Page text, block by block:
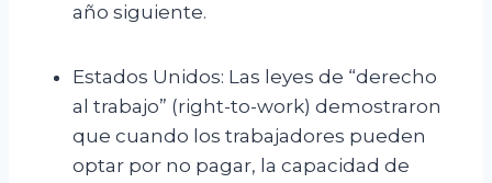
año siguiente.
Estados Unidos: Las leyes de “derecho
al trabajo” (right-to-work) demostraron
que cuando los trabajadores pueden
optar por no pagar, la capacidad de